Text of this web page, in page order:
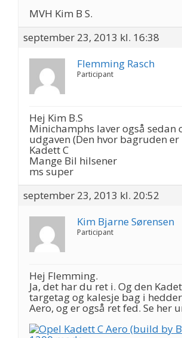
MVH Kim B S.
september 23, 2013 kl. 16:38
Flemming Rasch
Participant
Hej Kim B.S
Minichamphs laver også sedan
udgaven (Den hvor bagruden
Kadett C
Mange Bil hilsener
ms super
september 23, 2013 kl. 20:52
Kim Bjarne Sørensen
Participant
Hej Flemming.
Ja, det har du ret i. Og den
targetag og kalesje bag i
Aero, og er også ret fed. Se her